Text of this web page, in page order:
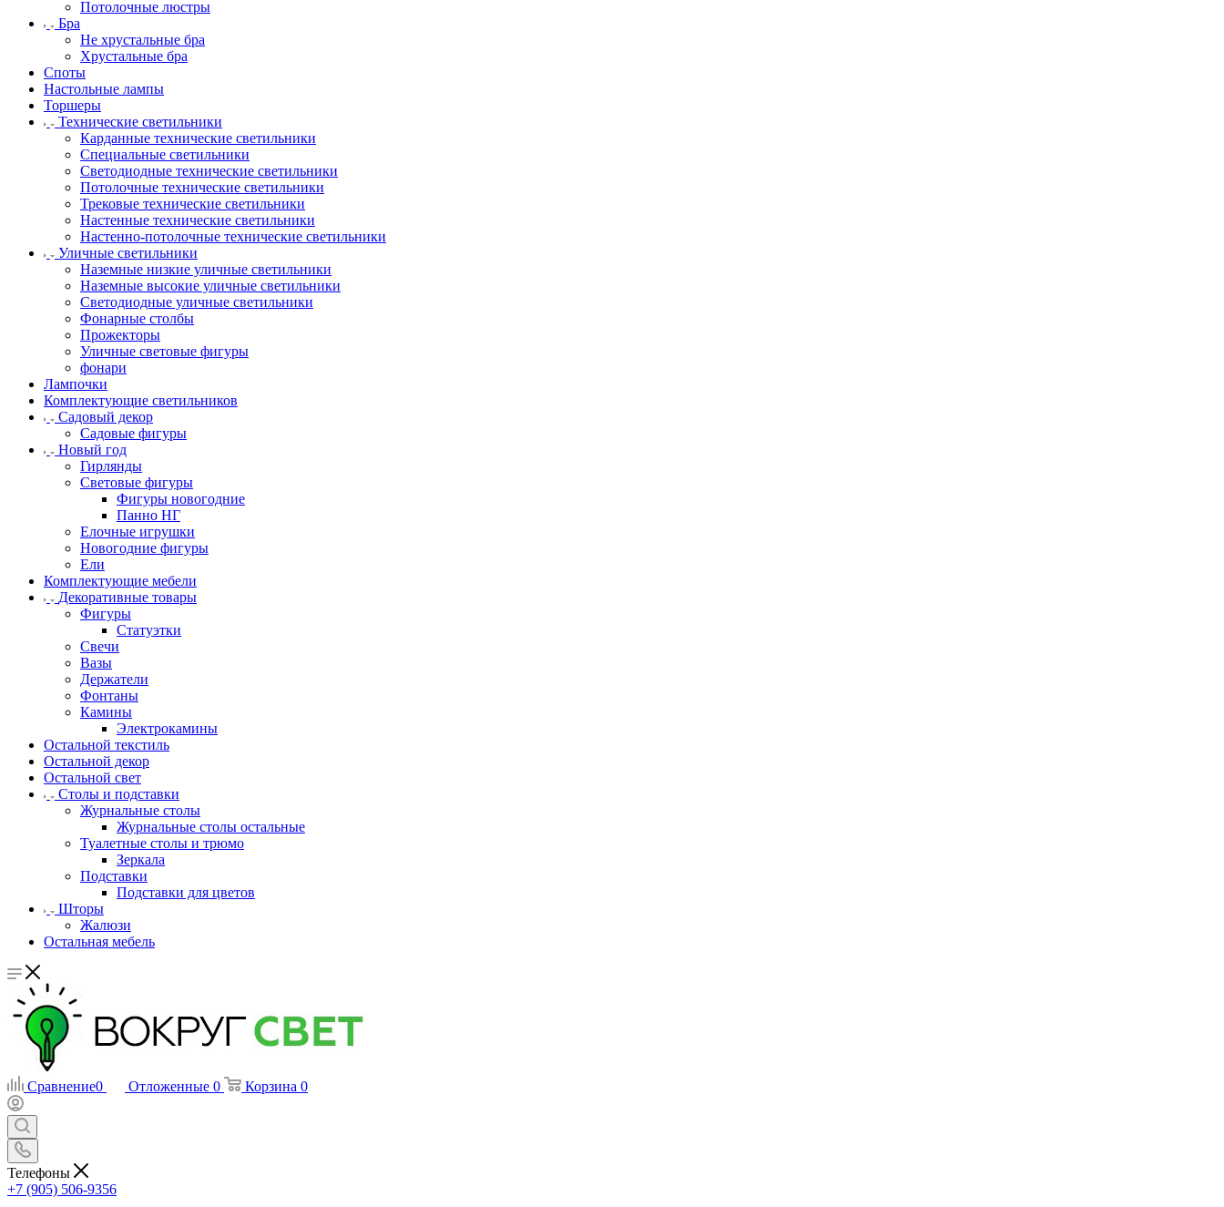
Потолочные люстры
Бра
Не хрустальные бра
Хрустальные бра
Споты
Настольные лампы
Торшеры
Технические светильники
Карданные технические светильники
Специальные светильники
Светодиодные технические светильники
Потолочные технические светильники
Трековые технические светильники
Настенные технические светильники
Настенно-потолочные технические светильники
Уличные светильники
Наземные низкие уличные светильники
Наземные высокие уличные светильники
Светодиодные уличные светильники
Фонарные столбы
Прожекторы
Уличные световые фигуры
фонари
Лампочки
Комплектующие светильников
Садовый декор
Садовые фигуры
Новый год
Гирлянды
Световые фигуры
Фигуры новогодние
Панно НГ
Елочные игрушки
Новогодние фигуры
Ели
Комплектующие мебели
Декоративные товары
Фигуры
Статуэтки
Свечи
Вазы
Держатели
Фонтаны
Камины
Электрокамины
Остальной текстиль
Остальной декор
Остальной свет
Столы и подставки
Журнальные столы
Журнальные столы остальные
Туалетные столы и трюмо
Зеркала
Подставки
Подставки для цветов
Шторы
Жалюзи
Остальная мебель
Сравнение0 Отложенные 0 Корзина 0
Телефоны
+7 (905) 506-9356